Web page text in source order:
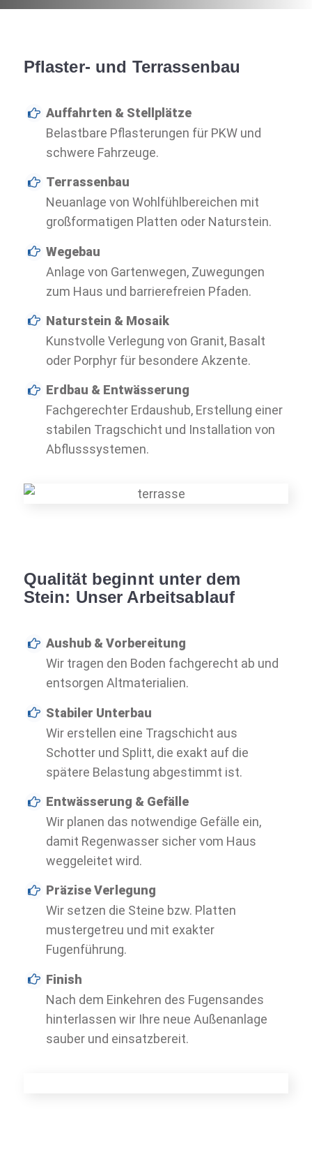
Pflaster- und Terrassenbau
Auffahrten & Stellplätze
Belastbare Pflasterungen für PKW und
schwere Fahrzeuge.
Terrassenbau
Neuanlage von Wohlfühlbereichen mit
großformatigen Platten oder Naturstein.
Wegebau
Anlage von Gartenwegen, Zuwegungen
zum Haus und barrierefreien Pfaden.
Naturstein & Mosaik
Kunstvolle Verlegung von Granit, Basalt
oder Porphyr für besondere Akzente.
Erdbau & Entwässerung
Fachgerechter Erdaushub, Erstellung einer
stabilen Tragschicht und Installation von
Abflusssystemen.
Qualität beginnt unter dem
Stein: Unser Arbeitsablauf
Aushub & Vorbereitung
Wir tragen den Boden fachgerecht ab und
entsorgen Altmaterialien.
Stabiler Unterbau
Wir erstellen eine Tragschicht aus
Schotter und Splitt, die exakt auf die
spätere Belastung abgestimmt ist.
Entwässerung & Gefälle
Wir planen das notwendige Gefälle ein,
damit Regenwasser sicher vom Haus
weggeleitet wird.
Präzise Verlegung
Wir setzen die Steine bzw. Platten
mustergetreu und mit exakter
Fugenführung.
Finish
Nach dem Einkehren des Fugensandes
hinterlassen wir Ihre neue Außenanlage
sauber und einsatzbereit.